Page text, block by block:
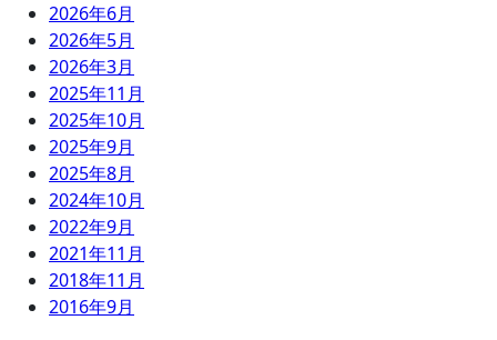
2026年6月
2026年5月
2026年3月
2025年11月
2025年10月
2025年9月
2025年8月
2024年10月
2022年9月
2021年11月
2018年11月
2016年9月